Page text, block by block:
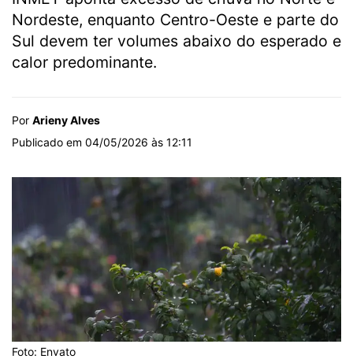
Nordeste, enquanto Centro-Oeste e parte do
Sul devem ter volumes abaixo do esperado e
calor predominante.
Por Arieny Alves
Publicado em 04/05/2026 às 12:11
Foto: Envato